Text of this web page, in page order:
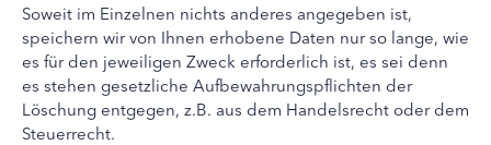
Soweit im Einzelnen nichts anderes angegeben ist,
speichern wir von Ihnen erhobene Daten nur so lange, wie
es für den jeweiligen Zweck erforderlich ist, es sei denn
es stehen gesetzliche Aufbewahrungspflichten der
Löschung entgegen, z.B. aus dem Handelsrecht oder dem
Steuerrecht.